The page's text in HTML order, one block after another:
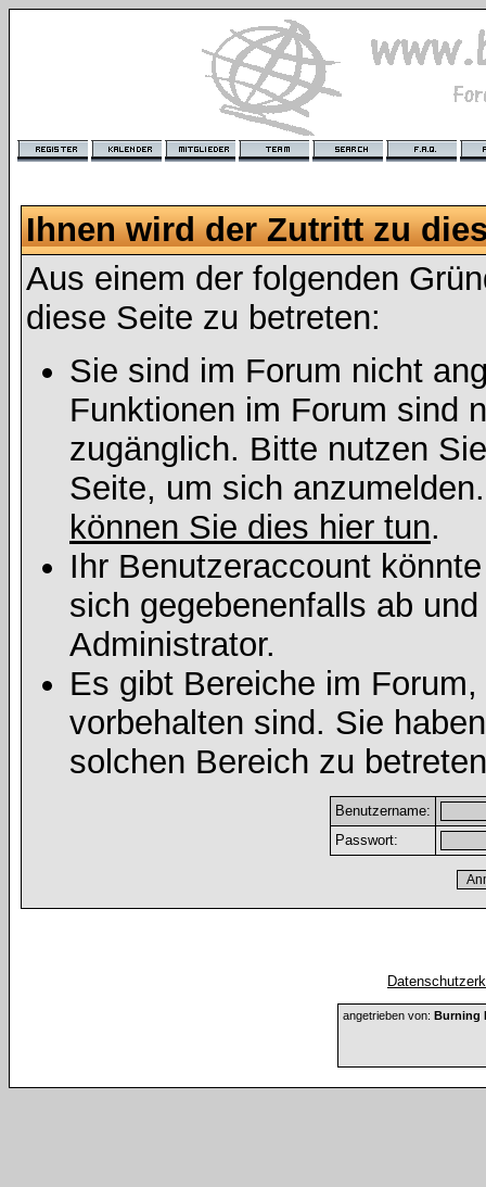
Ihnen wird der Zutritt zu
Aus einem der folgenden
diese Seite zu betreten:
Sie sind im Forum nicht
Funktionen im Forum sind
zugänglich. Bitte nutzen
Seite, um sich
können Sie dies hier tun.
Ihr Benutzeraccount
sich gegebenenfalls ab
Administrator.
Es gibt Bereiche im
vorbehalten sind. Sie
solchen Bereich zu
Benutzername:
Passwort:
angetrieben von: Burning